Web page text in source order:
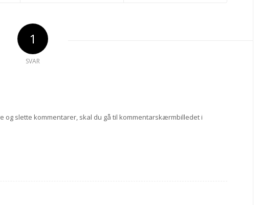
1
SVAR
og slette kommentarer, skal du gå til kommentarskærmbilledet i